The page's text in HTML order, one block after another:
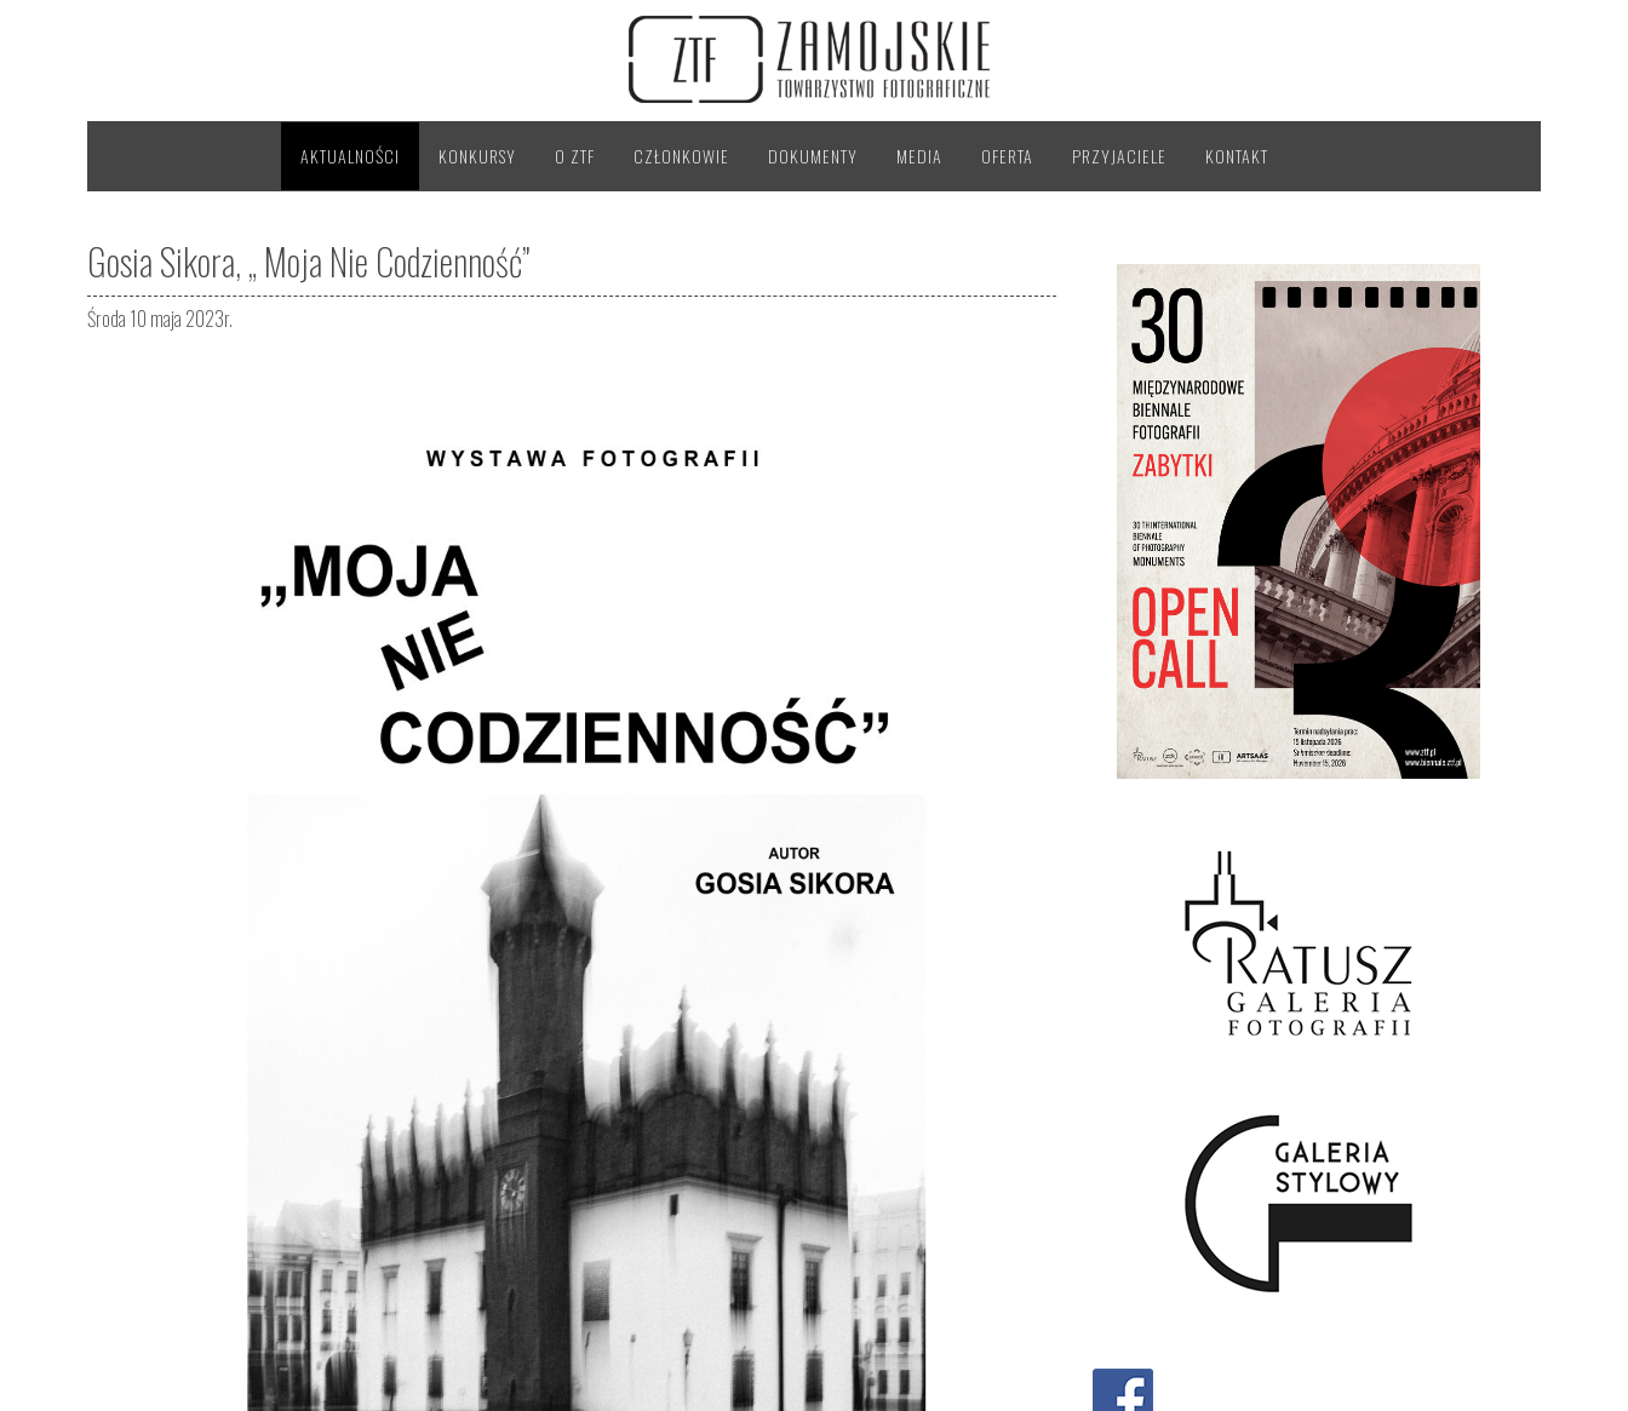
AKTUALNOŚCI KONKURSY O ZTF CZŁONKOWIE DOKUMENTY MEDIA OFERTA PRZYJACIELE KONTAKT
Gosia Sikora, „ Moja Nie Codzienność”
Środa 10 maja 2023r.